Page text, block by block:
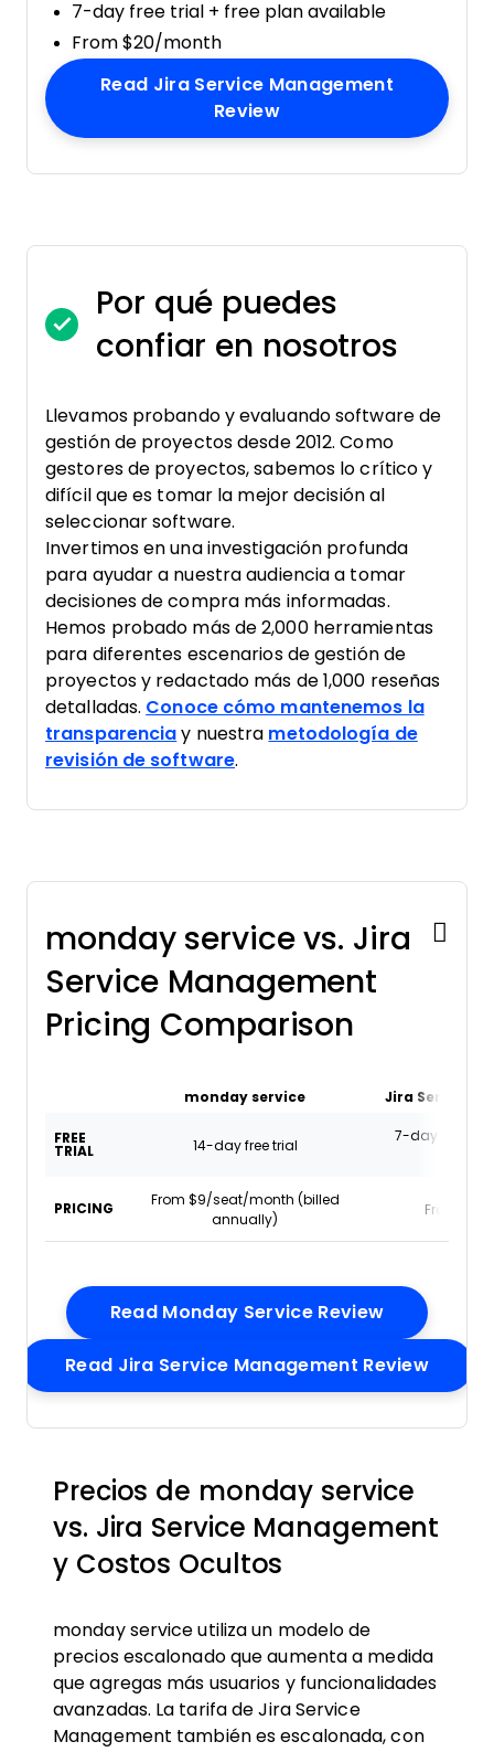
7-day free trial + free plan available
From $20/month
Read Jira Service Management
ReviewOpens New Window
Por qué puedes
confiar en nosotros
Llevamos probando y evaluando software de
gestión de proyectos desde 2012. Como
gestores de proyectos, sabemos lo crítico y
difícil que es tomar la mejor decisión al
seleccionar software.
Invertimos en una investigación profunda
para ayudar a nuestra audiencia a tomar
decisiones de compra más informadas.
Hemos probado más de 2,000 herramientas
para diferentes escenarios de gestión de
proyectos y redactado más de 1,000 reseñas
detalladas. Conoce cómo mantenemos la
transparencia y nuestra metodología de
revisión de software.
monday service vs. Jira
Service Management
Pricing Comparison
monday service Jira Service
FREE
TRIAL
14-day free trial
7-day free
PRICING
From $9/seat/month (billed
annually)
From
Read Monday Service ReviewOpens New
Read Jira Service Management ReviewOpens
Precios de monday service
vs. Jira Service Management
y Costos Ocultos
monday service utiliza un modelo de
precios escalonado que aumenta a medida
que agregas más usuarios y funcionalidades
avanzadas. La tarifa de Jira Service
Management también es escalonada, con